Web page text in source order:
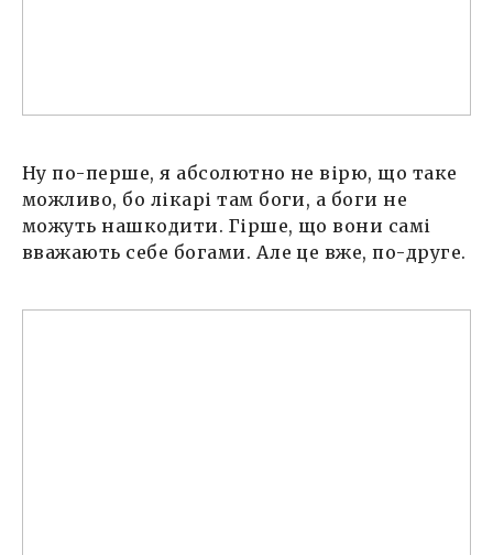
Ну по-перше, я абсолютно не вірю, що таке
можливо, бо лікарі там боги, а боги не
можуть нашкодити. Гірше, що вони самі
вважають себе богами. Але це вже, по-друге.